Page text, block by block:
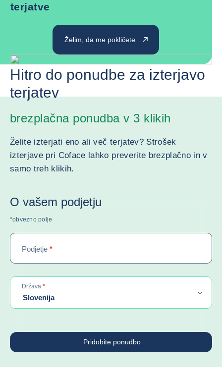
terjatve
Želim, da me pokličete
Hitro do ponudbe za izterjavo
terjatev
brezplačna ponudba v 3 klikih
Želite izterjati eno ali več terjatev? Strošek
izterjave pri Coface lahko preverite brezplačno in v
samo treh klikih.
O vašem podjetju
*obvezno polje
Podjetje *
Država *required
Slovenija
Pridobite ponudbo